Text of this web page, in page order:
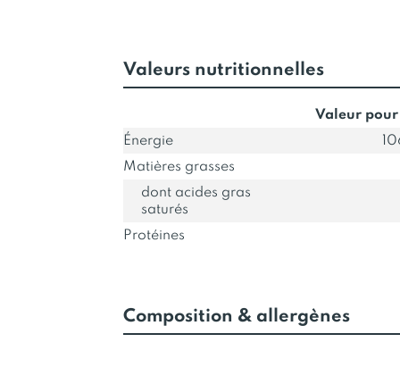
Valeurs nutritionnelles
Valeur pour
Énergie
Matières grasses
dont acides gras
saturés
Protéines
Composition & allergènes